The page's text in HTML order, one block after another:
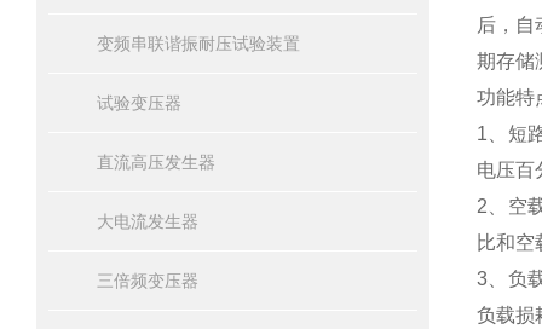
变频串联谐振耐压试验装置
试验变压器
直流高压发生器
大电流发生器
三倍频变压器
后，自
期存储
功能特
1、短
电压百
2、空
比和空
3、负
负载损